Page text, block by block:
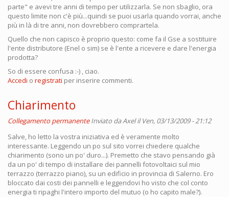
parte" e avevi tre anni di tempo per utilizzarla. Se non sbaglio, ora
questo limite non c'è più...quindi se puoi usarla quando vorrai, anche
più in là di tre anni, non dovrebbero comprartela.
Quello che non capisco è proprio questo: come fa il Gse a sostituire
l'ente distributore (Enel o sim) se è l'ente a ricevere e dare l'energia
prodotta?
So di essere confusa :-) , ciao.
Accedi o registrati per inserire commenti.
Chiarimento
Collegamento permanente Inviato daAxelil Ven, 03/13/2009 - 21:12
Salve, ho letto la vostra iniziativa ed è veramente molto
interessante. Leggendo un po sul sito vorrei chiedere qualche
chiarimento (sono un po' duro...). Premetto che stavo pensando già
da un po' di tempo di installare dei pannelli fotovoltaici sul mio
terrazzo (terrazzo piano), su un edificio in provincia di Salerno. Ero
bloccato dai costi dei pannelli e leggendovi ho visto che col conto
energia ti ripaghi l'intero importo del mutuo (o ho capito male?).